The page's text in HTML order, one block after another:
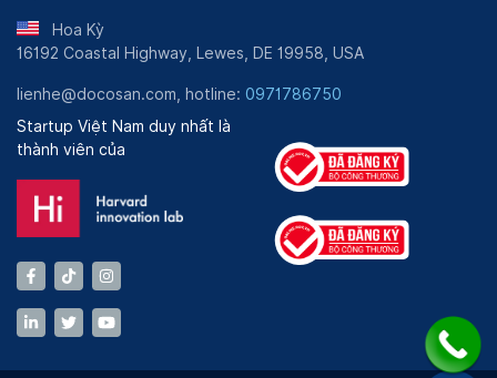
Hoa Kỳ
16192 Coastal Highway, Lewes, DE 19958, USA
lienhe@docosan.com, hotline: 0971786750
Startup Việt Nam duy nhất là
thành viên của